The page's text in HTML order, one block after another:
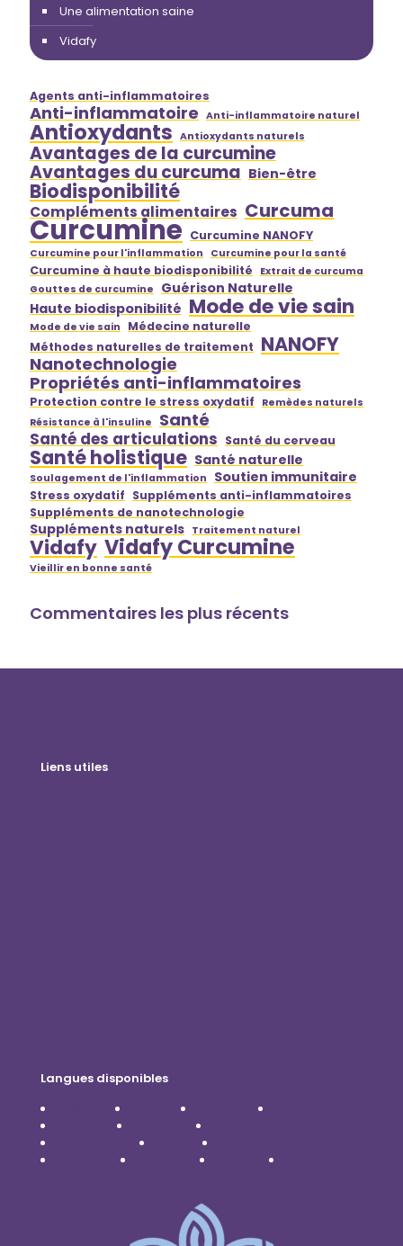
Une alimentation saine
Vidafy
Agents anti-inflammatoires
Anti-inflammatoire Anti-inflammatoire naturel
Antioxydants Antioxydants naturels
Avantages de la curcumine
Avantages du curcuma Bien-être
Biodisponibilité
Compléments alimentaires Curcuma
Curcumine Curcumine NANOFY
Curcumine pour l'inflammation Curcumine pour la santé
Curcumine à haute biodisponibilité
Extrait de curcuma
Gouttes de curcumine
Guérison Naturelle
Haute biodisponibilité Mode de vie sain
Mode de vie sain
Médecine naturelle
Méthodes naturelles de traitement NANOFY
Nanotechnologie
Propriétés anti-inflammatoires
Protection contre le stress oxydatif
Remèdes naturels
Résistance à l'insuline
Santé
Santé des articulations Santé du cerveau
Santé holistique Santé naturelle
Soulagement de l'inflammation Soutien immunitaire
Stress oxydatif Suppléments anti-inflammatoires
Suppléments de nanotechnologie
Suppléments naturels Traitement naturel
Vidafy Vidafy Curcumine
Vieillir en bonne santé
Commentaires les plus récents
Liens utiles
Langues disponibles